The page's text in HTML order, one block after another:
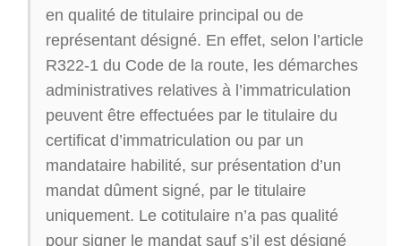
en qualité de titulaire principal ou de
représentant désigné. En effet, selon l’article
R322-1 du Code de la route, les démarches
administratives relatives à l’immatriculation
peuvent être effectuées par le titulaire du
certificat d’immatriculation ou par un
mandataire habilité, sur présentation d’un
mandat dûment signé, par le titulaire
uniquement. Le cotitulaire n’a pas qualité
pour signer le mandat sauf s’il est désigné